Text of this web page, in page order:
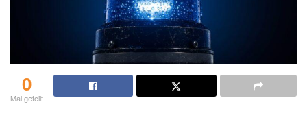
0
Mal geteilt